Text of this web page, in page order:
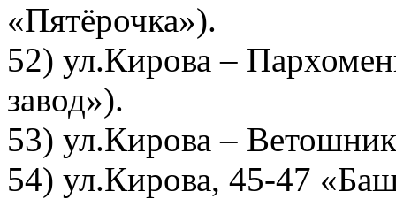
«Пятёрочка»).
52) ул.Кирова –
завод»).
53) ул.Кирова –
54) ул.Кирова, 45-47